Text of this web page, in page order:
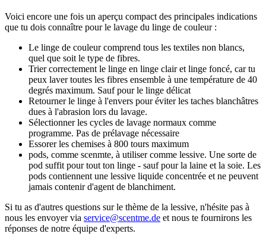
Voici encore une fois un aperçu compact des principales indications
que tu dois connaître pour le lavage du linge de couleur :
Le linge de couleur comprend tous les textiles non blancs,
quel que soit le type de fibres.
Trier correctement le linge en linge clair et linge foncé, car tu
peux laver toutes les fibres ensemble à une température de 40
degrés maximum. Sauf pour le linge délicat
Retourner le linge à l'envers pour éviter les taches blanchâtres
dues à l'abrasion lors du lavage.
Sélectionner les cycles de lavage normaux comme
programme. Pas de prélavage nécessaire
Essorer les chemises à 800 tours maximum
pods, comme scenmte, à utiliser comme lessive. Une sorte de
pod suffit pour tout ton linge - sauf pour la laine et la soie. Les
pods contiennent une lessive liquide concentrée et ne peuvent
jamais contenir d'agent de blanchiment.
Si tu as d'autres questions sur le thème de la lessive, n'hésite pas à
nous les envoyer via service@scentme.de et nous te fournirons les
réponses de notre équipe d'experts.